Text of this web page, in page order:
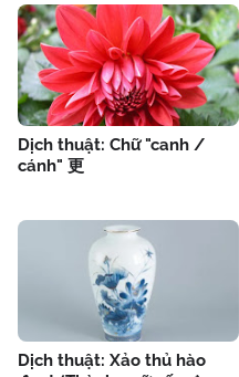
Dịch thuật: Chữ "canh /
cánh" 更
Dịch thuật: Xảo thủ hào